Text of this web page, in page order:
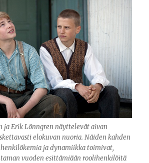
ja Erik Lönngren näyttelevät aivan
elokuvan nuoria. Näiden kahden
ja dynamiikka toimivat,
vuoden esittämiään roolihenkilöitä